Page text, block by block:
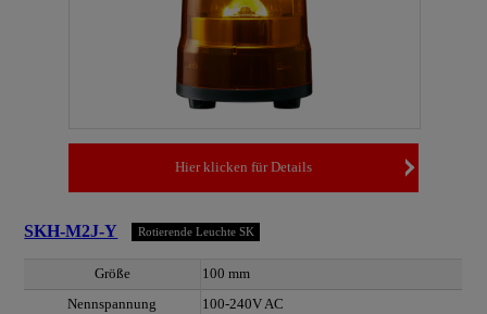
Hier klicken für Details
SKH-M2J-Y Rotierende Leuchte SK
Größe
100 mm
Nennspannung
100-240V AC